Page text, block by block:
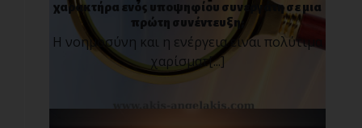
χαρακτήρα ενός υποψηφίου συνεργάτη σε μια
πρώτη συνέντευξη;
Η νοημοσύνη και η ενέργεια είναι πολύτιμα
χαρίσματ[...]